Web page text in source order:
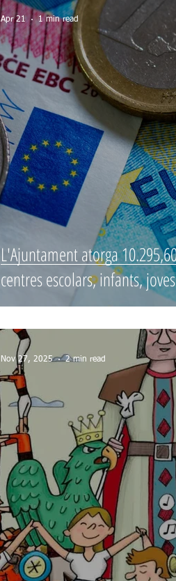
L'Ajuntament atorga
centres escolars, infants,
Apr 21 1 min read
Nov 27, 2025 2 min read